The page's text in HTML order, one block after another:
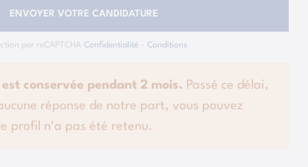
ENVOYER VOTRE CANDIDATURE
par reCAPTCHA Confidentialité Conditions
conservée pendant 2 mois. Passé ce délai,
réponse de notre part, vous pouvez
profil n'a pas été retenu.